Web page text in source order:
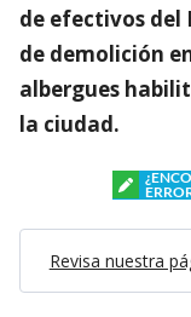
de efectivos del
de demolición
albergues
la ciudad.
Revisa nuestra